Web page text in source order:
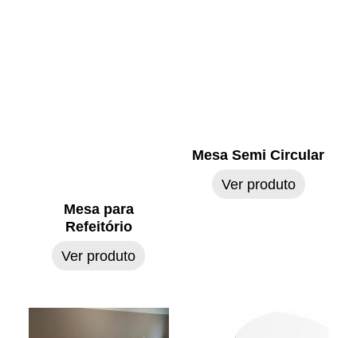
Mesa para
Refeitório
Ver produto
Mesa Semi Circular
Ver produto